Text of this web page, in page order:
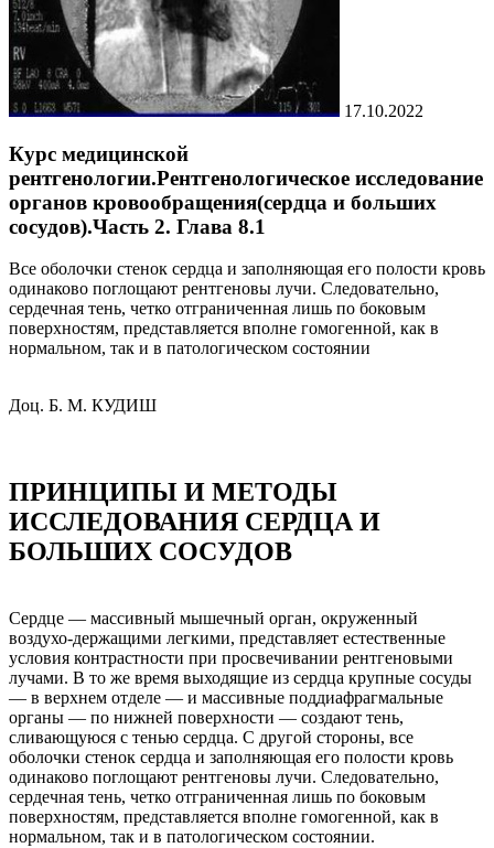
17.10.2022
Курс медицинской
рентгенологии.Рентгенологическое исследование
органов кровообращения(сердца и больших
сосудов).Часть 2. Глава 8.1
Все оболочки стенок сердца и заполняющая его полости кровь
одинаково поглощают рентгеновы лучи. Следовательно,
сердечная тень, четко отграниченная лишь по боковым
поверхностям, представляется вполне гомогенной, как в
нормальном, так и в патологическом состоянии
Доц. Б. М. КУДИШ
ПРИНЦИПЫ И МЕТОДЫ
ИССЛЕДОВАНИЯ СЕРДЦА И
БОЛЬШИХ СОСУДОВ
Сердце — массивный мышечный орган, окруженный
воздухо-держащими легкими, представляет естественные
условия контрастности при просвечивании рентгеновыми
лучами. В то же время выходящие из сердца крупные сосуды
— в верхнем отделе — и массивные поддиафрагмальные
органы — по нижней поверхности — создают тень,
сливающуюся с тенью сердца. С другой стороны, все
оболочки стенок сердца и заполняющая его полости кровь
одинаково поглощают рентгеновы лучи. Следовательно,
сердечная тень, четко отграниченная лишь по боковым
поверхностям, представляется вполне гомогенной, как в
нормальном, так и в патологическом состоянии.